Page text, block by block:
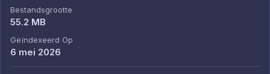
Bestandsgrootte
55.2 MB
Geïndexeerd Op
6 mei 2026